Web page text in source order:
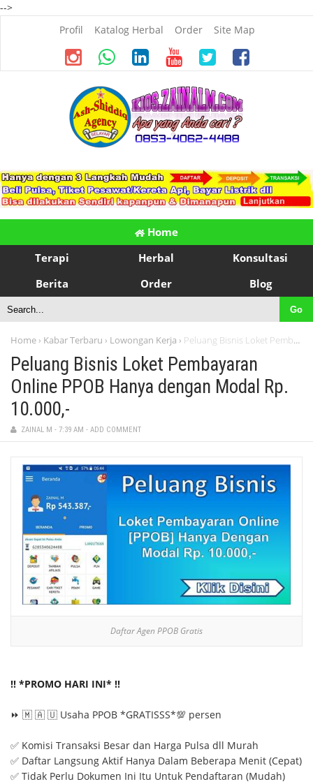
-->
Profil
Katalog Herbal Order Site Map
Home
Terapi
Herbal
Konsultasi
Berita
Order Blog
Home › Kabar Terbaru › Lowongan Kerja › Peluang Bisnis Loket Pembayaran Online PPOB Hanya dengan Modal Rp. 10.000,-
Peluang Bisnis Loket Pembayaran
Online PPOB Hanya dengan Modal Rp.
10.000,-
ZAINAL M - 7:39 AM - ADD COMMENT
Daftar Agen PPOB Gratis
‼ *PROMO HARI INI* ‼
⏩ 🇲 🇦 🇺 Usaha PPOB *GRATISSS*💯 persen
✅ Komisi Transaksi Besar dan Harga Pulsa dll Murah
✅ Daftar Langsung Aktif Hanya Dalam Beberapa Menit (Cepat)
✅ Tidak Perlu Dokumen Ini Itu Untuk Pendaftaran (Mudah)